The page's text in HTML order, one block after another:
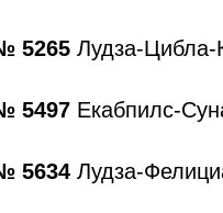
5265 Лудза-
5497 Екабпилс-
5634 Лудза-